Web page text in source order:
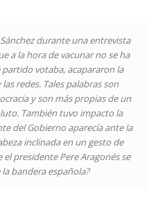
durante una entrevista
a la hora de vacunar no se ha
votaba, acapararon la
redes. Tales palabras son
y son más propias de un
También tuvo impacto la
del Gobierno aparecía ante la
inclinada en un gesto de
presidente Pere Aragonés se
bandera española?